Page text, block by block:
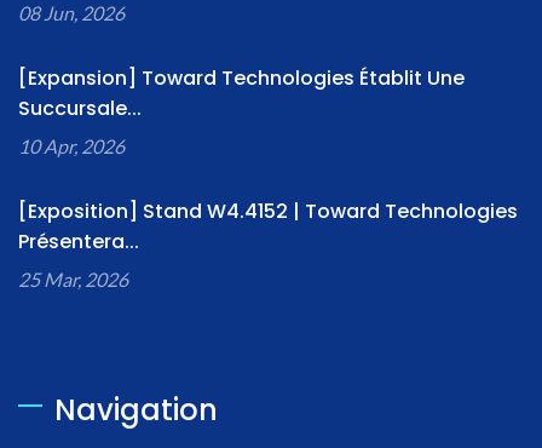
08 Jun, 2026
[Expansion] Toward Technologies Établit Une
Succursale...
10 Apr, 2026
[Exposition] Stand W4.4152 | Toward Technologies
Présentera...
25 Mar, 2026
Navigation